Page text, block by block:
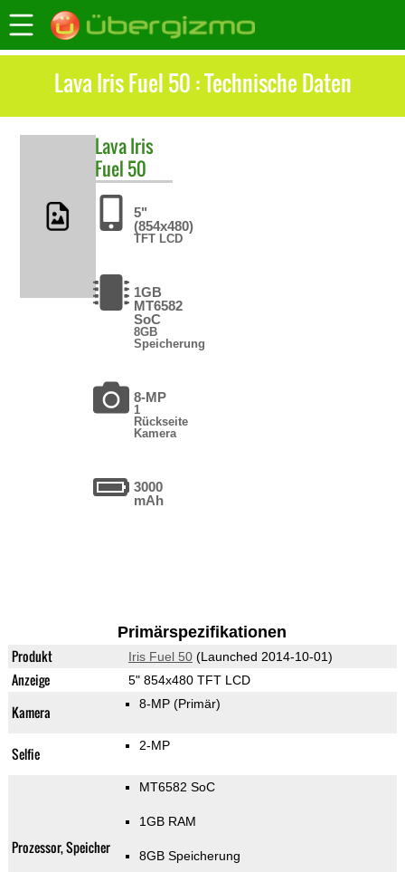
Lava Iris Fuel 50 : Technische Daten
LavaIris
Fuel 50
5"
(854x480)
TFT LCD
1GB
MT6582
SoC
8GB
Speicherung
8-MP
1
Rückseite
Kamera
3000
mAh
Primärspezifikationen
Produkt Iris Fuel 50(Launched 2014-10-01)
Anzeige 5" 854x480 TFT LCD
Kamera 8-MP (Primär)
Selfie 2-MP
Prozessor, Speicher
MT6582 SoC
1GB RAM
8GB Speicherung